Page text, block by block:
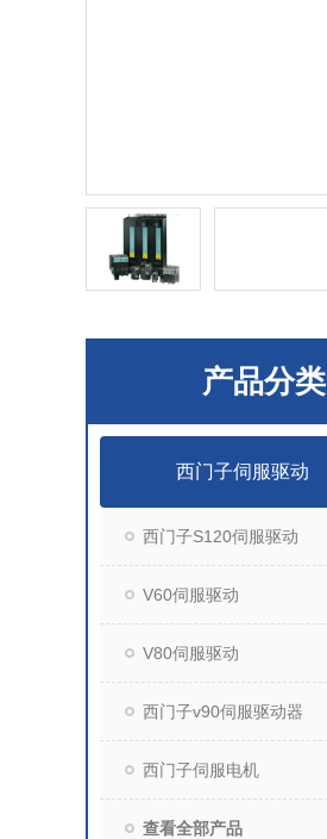
产品分类
西门子伺服驱动
西门子S120伺服驱动
V60伺服驱动
V80伺服驱动
西门子v90伺服驱动器
西门子伺服电机
查看全部产品